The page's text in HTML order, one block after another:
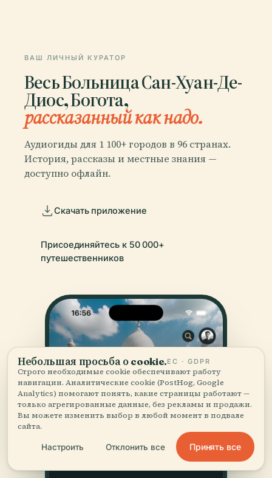
ВАШ ЛИЧНЫЙ КУРАТОР
Весь Больница Сан-Хуан-Де-
Диос, Богота,
рассказанный как надо.
Аудиогиды для 1 100+ городов в 96 странах.
История, рассказы и местные знания —
доступно офлайн.
Скачать приложение
Присоединяйтесь к 50 000+
путешественников
Небольшая просьба о cookie.ЕС · GDPR
Строго необходимые cookie обеспечивают работу
навигации. Аналитические cookie (PostHog, Google
Analytics) помогают понять, какие страницы работают —
только агрегированные данные, без рекламы и продажи.
Вы можете изменить выбор в любой момент в подвале
сайта.
Настроить Отклонить все Принять все